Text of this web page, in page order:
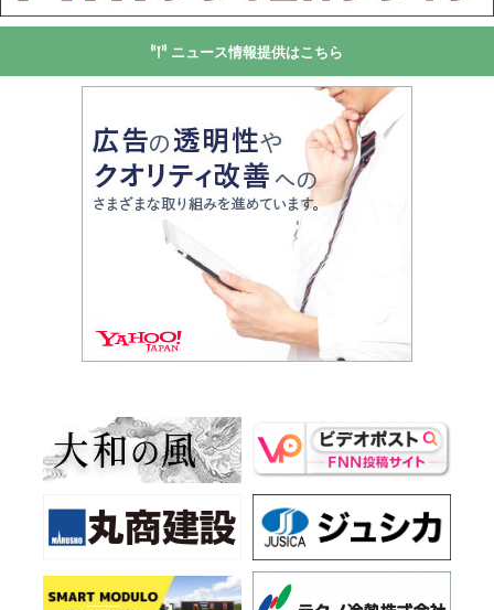
ニュース情報提供はこちら